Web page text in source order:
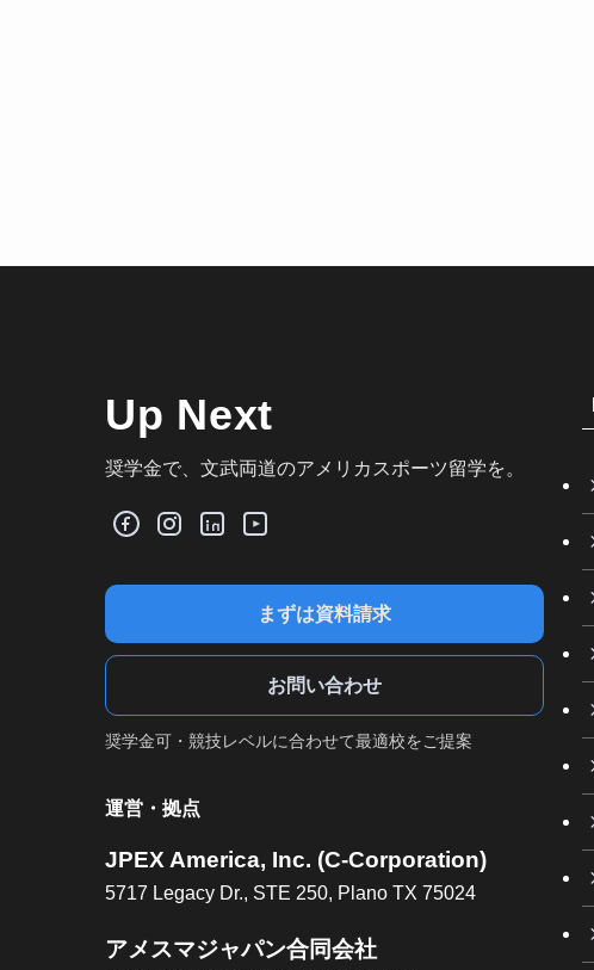
Up Next
奨学金で、文武両道のアメリカスポーツ留学を。
まずは資料請求
お問い合わせ
奨学金可・競技レベルに合わせて最適校をご提案
運営・拠点
JPEX America, Inc. (C-Corporation)
5717 Legacy Dr., STE 250, Plano TX 75024
アメスマジャパン合同会社